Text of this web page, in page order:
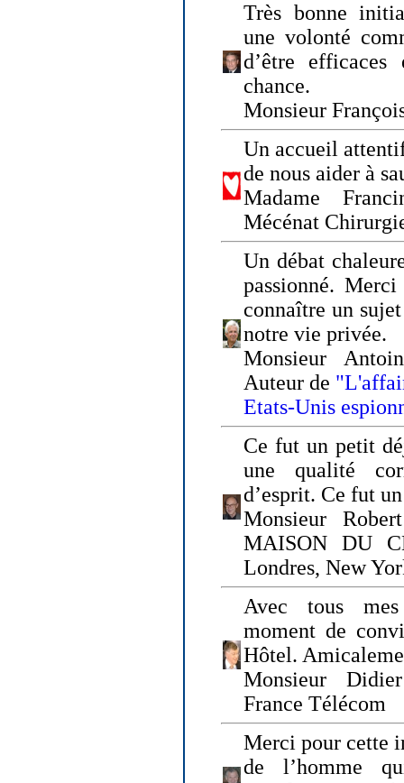
Très bonne
une volonté
d’être
chance.
Monsieur
Un accueil
de nous aider à
Madame
Mécénat
Un débat
passionné.
connaître un
notre vie privée.
Monsieur
Auteur de
Etats-Unis
Ce fut un petit
une qualité
d’esprit. Ce fut
Monsieur
MAISON DU
Londres, New
Avec tous
moment de
Hôtel.
Monsieur
France Télécom
Merci pour cette
de l’homme